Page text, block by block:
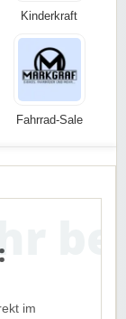
Kinderkraft
Fahrrad-Sale
im